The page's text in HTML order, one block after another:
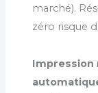
marché).
zéro risque
Impression